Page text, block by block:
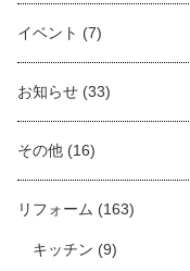
イベント (7)
お知らせ (33)
その他 (16)
リフォーム (163)
キッチン (9)